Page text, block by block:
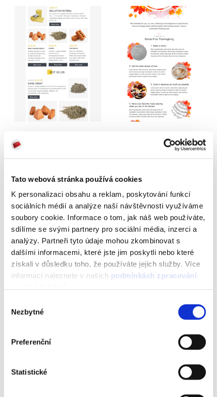
Tato webová stránka používá cookies
K personalizaci obsahu a reklam, poskytování funkcí
sociálních médií a analýze naší návštěvnosti využíváme
soubory cookie. Informace o tom, jak náš web používáte,
sdílíme se svými partnery pro sociální média, inzerci a
analýzy. Partneři tyto údaje mohou zkombinovat s
dalšími informacemi, které jste jim poskytli nebo které
získali v důsledku toho, že používáte jejich služby. Více
informací naleznete v našich podmínkách zpracování
souhlasu
Nezbytné
Preferenční
Statistické